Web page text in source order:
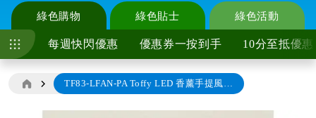
綠色購物
每週快閃優惠 優惠券一按到手 10分至抵優惠
綠色貼士 綠色活動
TF83-LFAN-PA Toffy LED 香薰手提風扇 (淡青色)